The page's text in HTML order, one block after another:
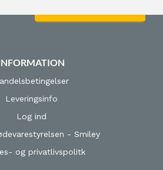
Leveringsinfo
Log ind
- Smiley
og privatlivspolitk